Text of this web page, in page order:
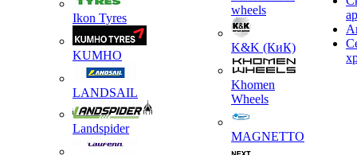
Ikon Tyres
KUMHO
LANDSAIL
Landspider
wheels
K&K (КиК)
Khomen
Wheels
MAGNETTO